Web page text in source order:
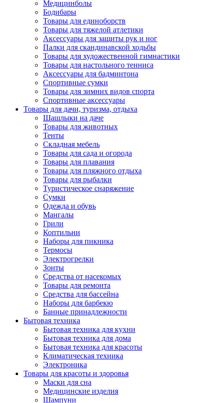
Медицинболы
Бодибары
Товары для единоборств
Товары для тяжелой атлетики
Аксессуары для защиты рук и ног
Палки для скандинавской ходьбы
Товары для художественной гимнастики
Товары для настольного тенниса
Аксессуары для бадминтона
Спортивные сумки
Товары для зимних видов спорта
Спортивные аксессуары
Товары для дачи, туризма, отдыха
Шашлыки на даче
Товары для животных
Тенты
Складная мебель
Товары для сада и огорода
Товары для плавания
Товары для пляжного отдыха
Товары для рыбалки
Туристическое снаряжение
Сумки
Одежда и обувь
Мангалы
Грили
Коптильни
Наборы для пикника
Термосы
Электрогрелки
Зонты
Средства от насекомых
Товары для ремонта
Средства для бассейна
Наборы для барбекю
Банные принадлежности
Бытовая техника
Бытовая техника для кухни
Бытовая техника для дома
Бытовая техника для красоты
Климатическая техника
Электроника
Товары для красоты и здоровья
Маски для сна
Медицинские изделия
Шампуни